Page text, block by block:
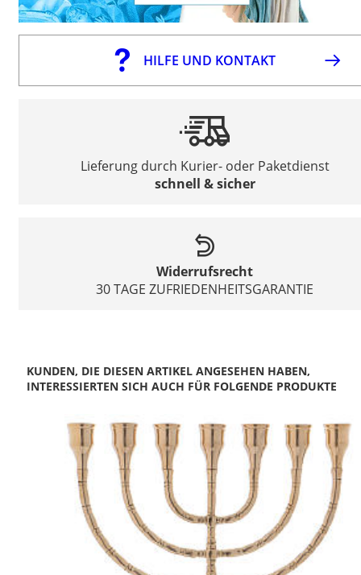
HILFE UND KONTAKT
Lieferung durch Kurier- oder Paketdienst
schnell & sicher
Widerrufsrecht
30 TAGE ZUFRIEDENHEITSGARANTIE
KUNDEN, DIE DIESEN ARTIKEL ANGESEHEN HABEN,
INTERESSIERTEN SICH AUCH FÜR FOLGENDE PRODUKTE